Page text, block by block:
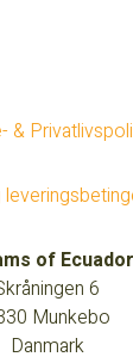
&
of Ecuador
6
Munkebo
Danmark